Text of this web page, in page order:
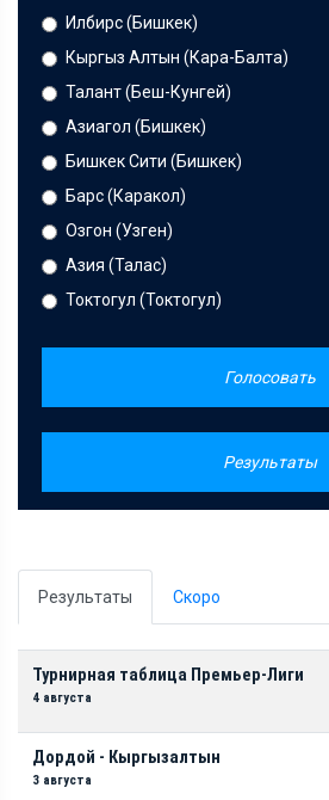
Илбирс (Бишкек)
Кыргыз Алтын (Кара-Балта)
Талант (Беш-Кунгей)
Азиагол (Бишкек)
Бишкек Сити (Бишкек)
Барс (Каракол)
Озгон (Узген)
Азия (Талас)
Токтогул (Токтогул)
Голосовать
Результаты
Результаты Скоро
Турнирная таблица Премьер-Лиги
4 августа
Дордой - Кыргызалтын
3 августа